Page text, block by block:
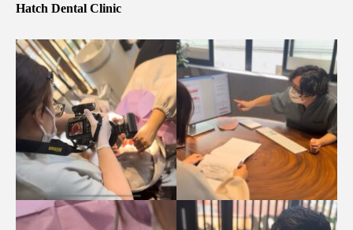
Hatch Dental Clinic